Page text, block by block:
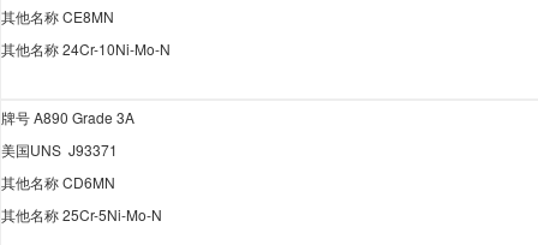
其他名称CE8MN
其他名称24Cr-10Ni-Mo-N
牌号A890 Grade 3A
美国UNS J93371
其他名称CD6MN
其他名称25Cr-5Ni-Mo-N